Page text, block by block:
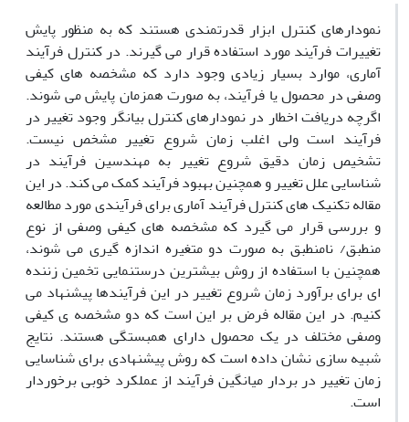
نمودارهای کنترل ابزار قدرتمندی هستند که به منظور پایش
تغییرات فرآیند مورد استفاده قرار می گیرند. در کنترل فرآیند
آماری، موارد بسیار زیادی وجود دارد که مشخصه های کیفی
وصفی در محصول یا فرآیند، به صورت همزمان پایش می شوند.
اگرچه دریافت اخطار در نمودارهای کنترل بیانگر وجود تغییر در
فرآیند است ولی اغلب زمان شروع تغییر مشخص نیست.
تشخیص زمان دقیق شروع تغییر به مهندسین فرآیند در
شناسایی علل تغییر و همچنین بهبود فرآیند کمک می کند. در این
مقاله تکنیک های کنترل فرآیند آماری برای فرآیندی مورد مطالعه
و بررسی قرار می گیرد که مشخصه های کیفی وصفی از نوع
منطبق/ نامنطبق به صورت دو متغیره اندازه گیری می شوند،
همچنین با استفاده از روش بیشترین درستنمایی تخمین زننده
ای برای برآورد زمان شروع تغییر در این فرآیندها پیشنهاد می
کنیم. در این مقاله فرض بر این است که دو مشخصه ی کیفی
وصفی مختلف در یک محصول دارای همبستگی هستند. نتایج
شبیه سازی نشان داده است که روش پیشنهادی برای شناسایی
زمان تغییر در بردار میانگین فرآیند از عملکرد خوبی برخوردار
است.